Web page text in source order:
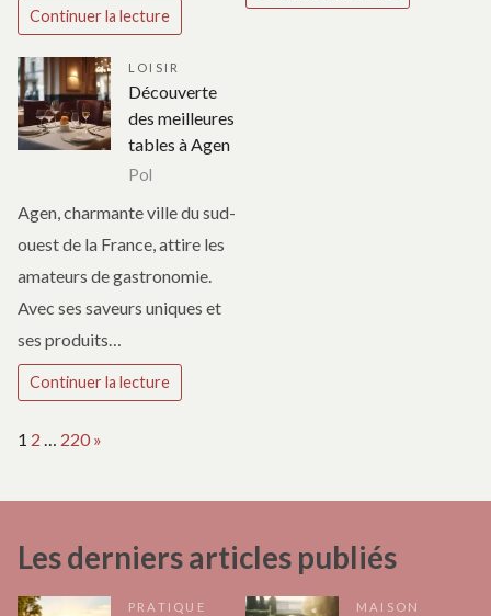
Continuer la lecture
LOISIR
Découverte
des meilleures
tables à Agen
Pol
Agen, charmante ville du sud-
ouest de la France, attire les
amateurs de gastronomie.
Avec ses saveurs uniques et
ses produits…
Continuer la lecture
Page:
1 2 220 Next
»
Les derniers articles publiés
PRATIQUE MAISON